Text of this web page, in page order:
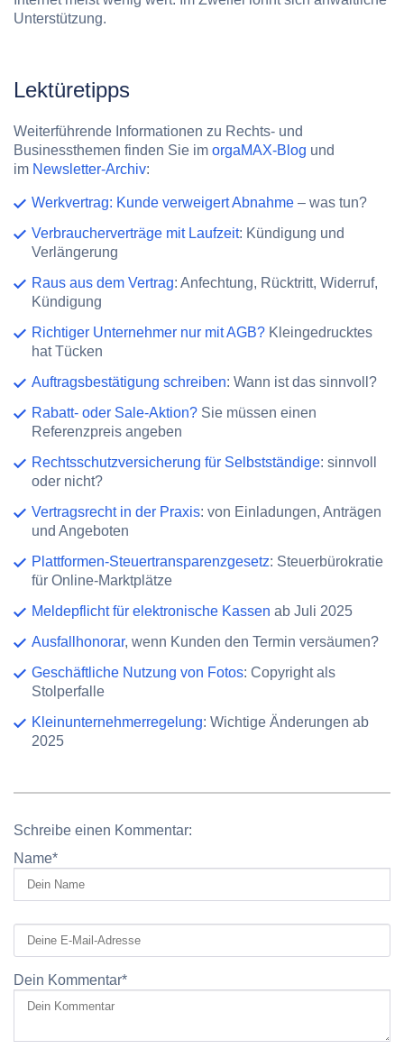
Unterstützung.
Lektüretipps
Weiterführende Informationen zu Rechts- und
Businessthemen finden Sie im orgaMAX-Blog und
im Newsletter-Archiv:
Werkvertrag: Kunde verweigert Abnahme – was tun?
Verbraucherverträge mit Laufzeit: Kündigung und
Verlängerung
Raus aus dem Vertrag: Anfechtung, Rücktritt, Widerruf,
Kündigung
Richtiger Unternehmer nur mit AGB? Kleingedrucktes
hat Tücken
Auftragsbestätigung schreiben: Wann ist das sinnvoll?
Rabatt- oder Sale-Aktion? Sie müssen einen
Referenzpreis angeben
Rechtsschutzversicherung für Selbstständige: sinnvoll
oder nicht?
Vertragsrecht in der Praxis: von Einladungen, Anträgen
und Angeboten
Plattformen-Steuertransparenzgesetz: Steuerbürokratie
für Online-Marktplätze
Meldepflicht für elektronische Kassen ab Juli 2025
Ausfallhonorar, wenn Kunden den Termin versäumen?
Geschäftliche Nutzung von Fotos: Copyright als
Stolperfalle
Kleinunternehmerregelung: Wichtige Änderungen ab
2025
Schreibe einen Kommentar:
Name*
Dein Kommentar*